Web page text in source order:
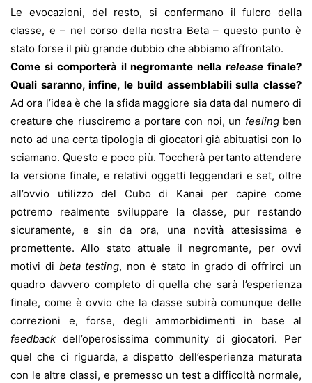
Le evocazioni, del resto, si confermano il fulcro della
classe, e – nel corso della nostra Beta – questo punto è
stato forse il più grande dubbio che abbiamo affrontato.
Come si comporterà il negromante nellarelease finale?
Quali saranno, infine, le build assemblabili sulla classe?
Ad ora l’idea è che la sfida maggiore sia data dal numero di
creature che riusciremo a portare con noi, un feelingben
noto ad una certa tipologia di giocatori già abituatisi con lo
sciamano. Questo e poco più. Toccherà pertanto attendere
la versione finale, e relativi oggetti leggendari e set, oltre
all’ovvio utilizzo del Cubo di Kanai per capire come
potremo realmente sviluppare la classe, pur restando
sicuramente, e sin da ora, una novità attesissima e
promettente. Allo stato attuale il negromante, per ovvi
motivi di beta testing, non è stato in grado di offrirci un
quadro davvero completo di quella che sarà l’esperienza
finale, come è ovvio che la classe subirà comunque delle
correzioni e, forse, degli ammorbidimenti in base al
feedback dell’operosissima community di giocatori. Per
quel che ci riguarda, a dispetto dell’esperienza maturata
con le altre classi, e premesso un test a difficoltà normale,